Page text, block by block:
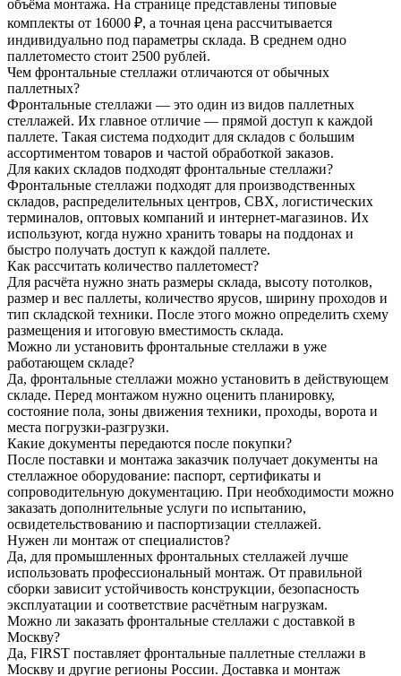
объёма монтажа. На странице представлены типовые
комплекты от 16000 ₽, а точная цена рассчитывается
индивидуально под параметры склада. В среднем одно
паллетоместо стоит 2500 рублей.
Чем фронтальные стеллажи отличаются от обычных
паллетных?
Фронтальные стеллажи — это один из видов паллетных
стеллажей. Их главное отличие — прямой доступ к каждой
паллете. Такая система подходит для складов с большим
ассортиментом товаров и частой обработкой заказов.
Для каких складов подходят фронтальные стеллажи?
Фронтальные стеллажи подходят для производственных
складов, распределительных центров, СВХ, логистических
терминалов, оптовых компаний и интернет-магазинов. Их
используют, когда нужно хранить товары на поддонах и
быстро получать доступ к каждой паллете.
Как рассчитать количество паллетомест?
Для расчёта нужно знать размеры склада, высоту потолков,
размер и вес паллеты, количество ярусов, ширину проходов и
тип складской техники. После этого можно определить схему
размещения и итоговую вместимость склада.
Можно ли установить фронтальные стеллажи в уже
работающем складе?
Да, фронтальные стеллажи можно установить в действующем
складе. Перед монтажом нужно оценить планировку,
состояние пола, зоны движения техники, проходы, ворота и
места погрузки-разгрузки.
Какие документы передаются после покупки?
После поставки и монтажа заказчик получает документы на
стеллажное оборудование: паспорт, сертификаты и
сопроводительную документацию. При необходимости можно
заказать дополнительные услуги по испытанию,
освидетельствованию и паспортизации стеллажей.
Нужен ли монтаж от специалистов?
Да, для промышленных фронтальных стеллажей лучше
использовать профессиональный монтаж. От правильной
сборки зависит устойчивость конструкции, безопасность
эксплуатации и соответствие расчётным нагрузкам.
Можно ли заказать фронтальные стеллажи с доставкой в
Москву?
Да, FIRST поставляет фронтальные паллетные стеллажи в
Москву и другие регионы России. Доставка и монтаж